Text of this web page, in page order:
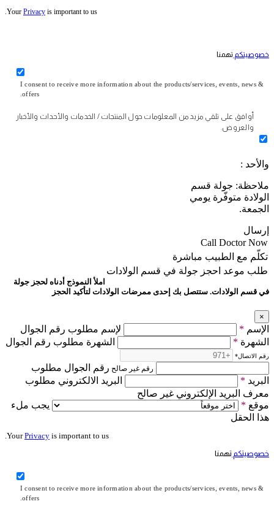
Your Privacy is important to us.
خصوصيتكم تهمنا
I consent to receive more information about the products/services, events, news &
offers.
أوافق على تلقي مزيد من المعلومات حول المنتجات / الخدمات والأحداث والأخبار
والعروض.
والأحد :
ملاحظة: جولة قسم
الولادة متوفّرة يومي
الجمعة.
إرسال
Call Doctor Now
تكلّم مع الطبيب مباشرة
طلب موعد احجز جولة في قسم الولادات
املأ النموذج أدناه لحجز جولة
في قسم الولادات. ستتصل بك إحدى ممرضات الولادات لتأكيد الحجز
×
الإسم *
لإسم مطلوب رقم الجوال
الشهرة * الشهرة مطلوب رقم الجوال
رقم الاتصال*
رقم غير صالح رقم الجوال مطلوب
البريد *
البريد الالكتروني مطلوب
معرف البريد الإلكتروني غير صالح
موقع *
يجب ملء
هذا الحقل
YourPrivacy is important to us.
خصوصيتكم تهمنا
I consent to receive more information about the products/services, events, news &
offers.